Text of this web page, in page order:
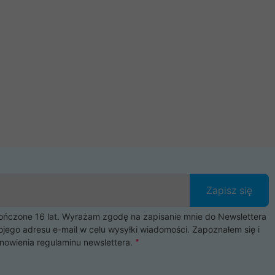
Zapisz się
16 lat. Wyrażam zgodę na zapisanie mnie do Newslettera
adresu e-mail w celu wysyłki wiadomości. Zapoznałem się i
regulaminu newslettera.